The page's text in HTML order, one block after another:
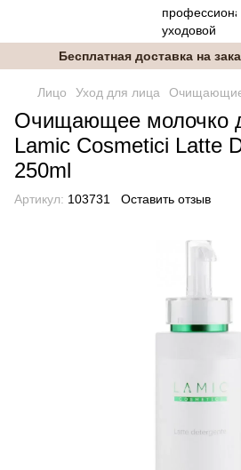
Бесплатная доставка на
Лицо Уход для лица Очищающие
Очищающее молочко
Lamic Cosmetici Latte
250ml
Артикул: 103731 Оставить отзыв